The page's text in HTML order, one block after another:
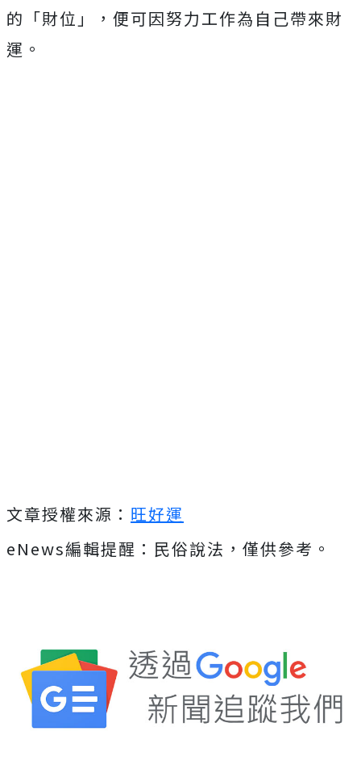
的「財位」，便可因努力工作為自己帶來財
運。
文章授權來源： 旺好運
eNews編輯提醒：民俗說法，僅供參考。